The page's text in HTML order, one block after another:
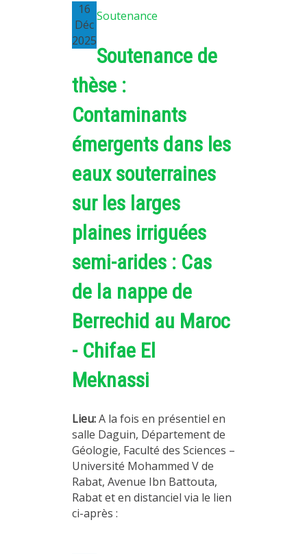
16
Déc
2025
Soutenance
Soutenance de
thèse :
Contaminants
émergents dans les
eaux souterraines
sur les larges
plaines irriguées
semi-arides : Cas
de la nappe de
Berrechid au Maroc
- Chifae El
Meknassi
Lieu:A la fois en présentiel en
salle Daguin, Département de
Géologie, Faculté des Sciences –
Université Mohammed V de
Rabat, Avenue Ibn Battouta,
Rabat et en distanciel via le lien
ci-après :